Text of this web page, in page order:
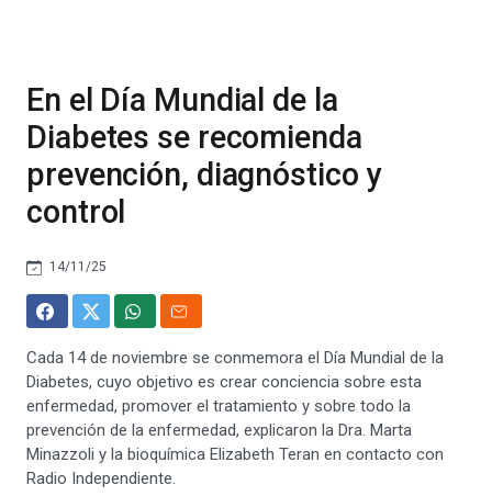
En el Día Mundial de la
Diabetes se recomienda
prevención, diagnóstico y
control
14/11/25
Cada 14 de noviembre se conmemora el Día Mundial de la
Diabetes, cuyo objetivo es crear conciencia sobre esta
enfermedad, promover el tratamiento y sobre todo la
prevención de la enfermedad, explicaron la Dra. Marta
Minazzoli y la bioquímica Elizabeth Teran en contacto con
Radio Independiente.